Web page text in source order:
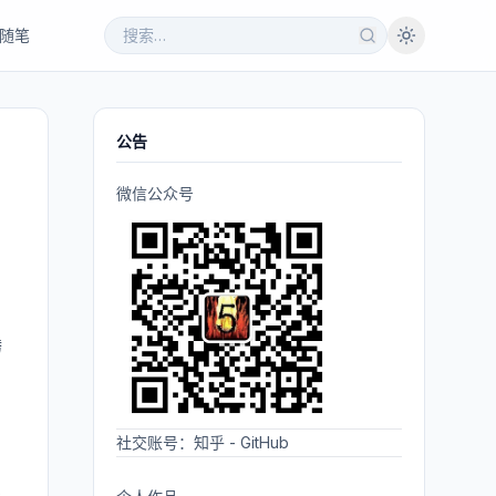
随笔
公告
微信公众号
社交账号： 知乎 - GitHub